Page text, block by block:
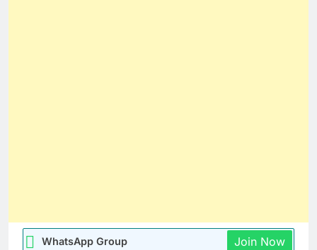
WhatsApp Group Join Now